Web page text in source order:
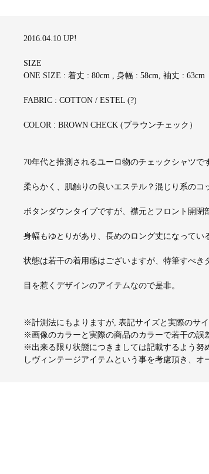
2016.04.10 UP!
SIZE
ONE SIZE : 着丈 : 80cm , 身幅 : 58cm, 袖丈 : 63cm
FABRIC : COTTON / ESTEL (?)
COLOR : BROWN CHECK (ブラウンチェック）
70年代と推測されるユーロ物のチェックシャツで
柔らかく、肌触りの良いエステル？混じり系のコ
ボタンダウンタイプですが、襟元とフロント開閉
身幅もゆとりがあり、長めのロング丈になってい
状態は若干の着用感はございますが、特筆すべき
目を惹くデザインのアイテムなので是非。
※計測法にもよりますが, 表記サイズと実際のサ
※画像のカラーと実際の商品のカラーで若干の誤
※出来る限り状態につきましては記載するよう努
しヴィンテージアイテムという事を考慮頂き、オ